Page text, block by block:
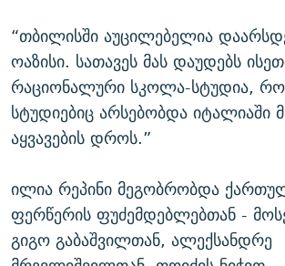
“თბილისში აუცილებელია
ოაზისი. სათავეს მას დაუდებს
რაციონალური სკოლა-სტუდია,
სტუდიებიც არსებობდა იტალიაში
აყვავების დროს.”
ილია რეპინი მეგობრობდა
ფერწერის ფუძემდებლებთან -
გიგო გაბაშვილთან, ალექსანდრე